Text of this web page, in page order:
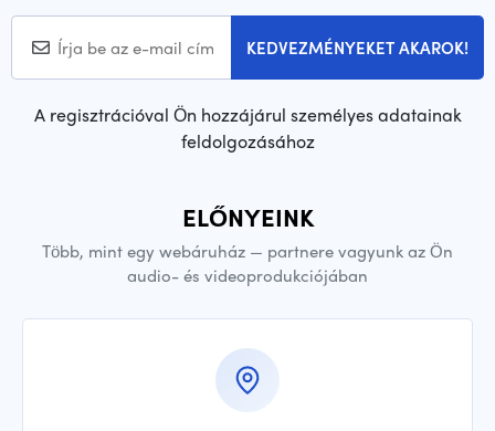
KEDVEZMÉNYEKET AKAROK!
A regisztrációval Ön hozzájárul személyes adatainak
feldolgozásához
ELŐNYEINK
Több, mint egy webáruház — partnere vagyunk az Ön
audio- és videoprodukciójában